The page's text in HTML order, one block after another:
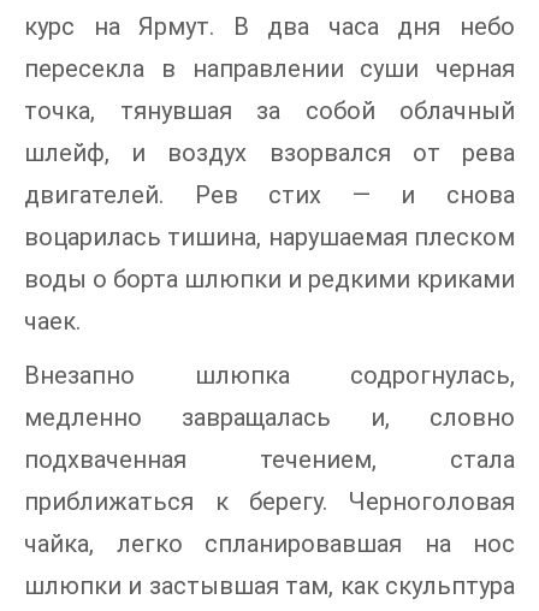
курс на Ярмут. В два часа дня небо
пересекла в направлении суши черная
точка, тянувшая за собой облачный
шлейф, и воздух взорвался от рева
двигателей. Рев стих — и снова
воцарилась тишина, нарушаемая плеском
воды о борта шлюпки и редкими криками
чаек.
Внезапно шлюпка содрогнулась,
медленно завращалась и, словно
подхваченная течением, стала
приближаться к берегу. Черноголовая
чайка, легко спланировавшая на нос
шлюпки и застывшая там, как скульптура